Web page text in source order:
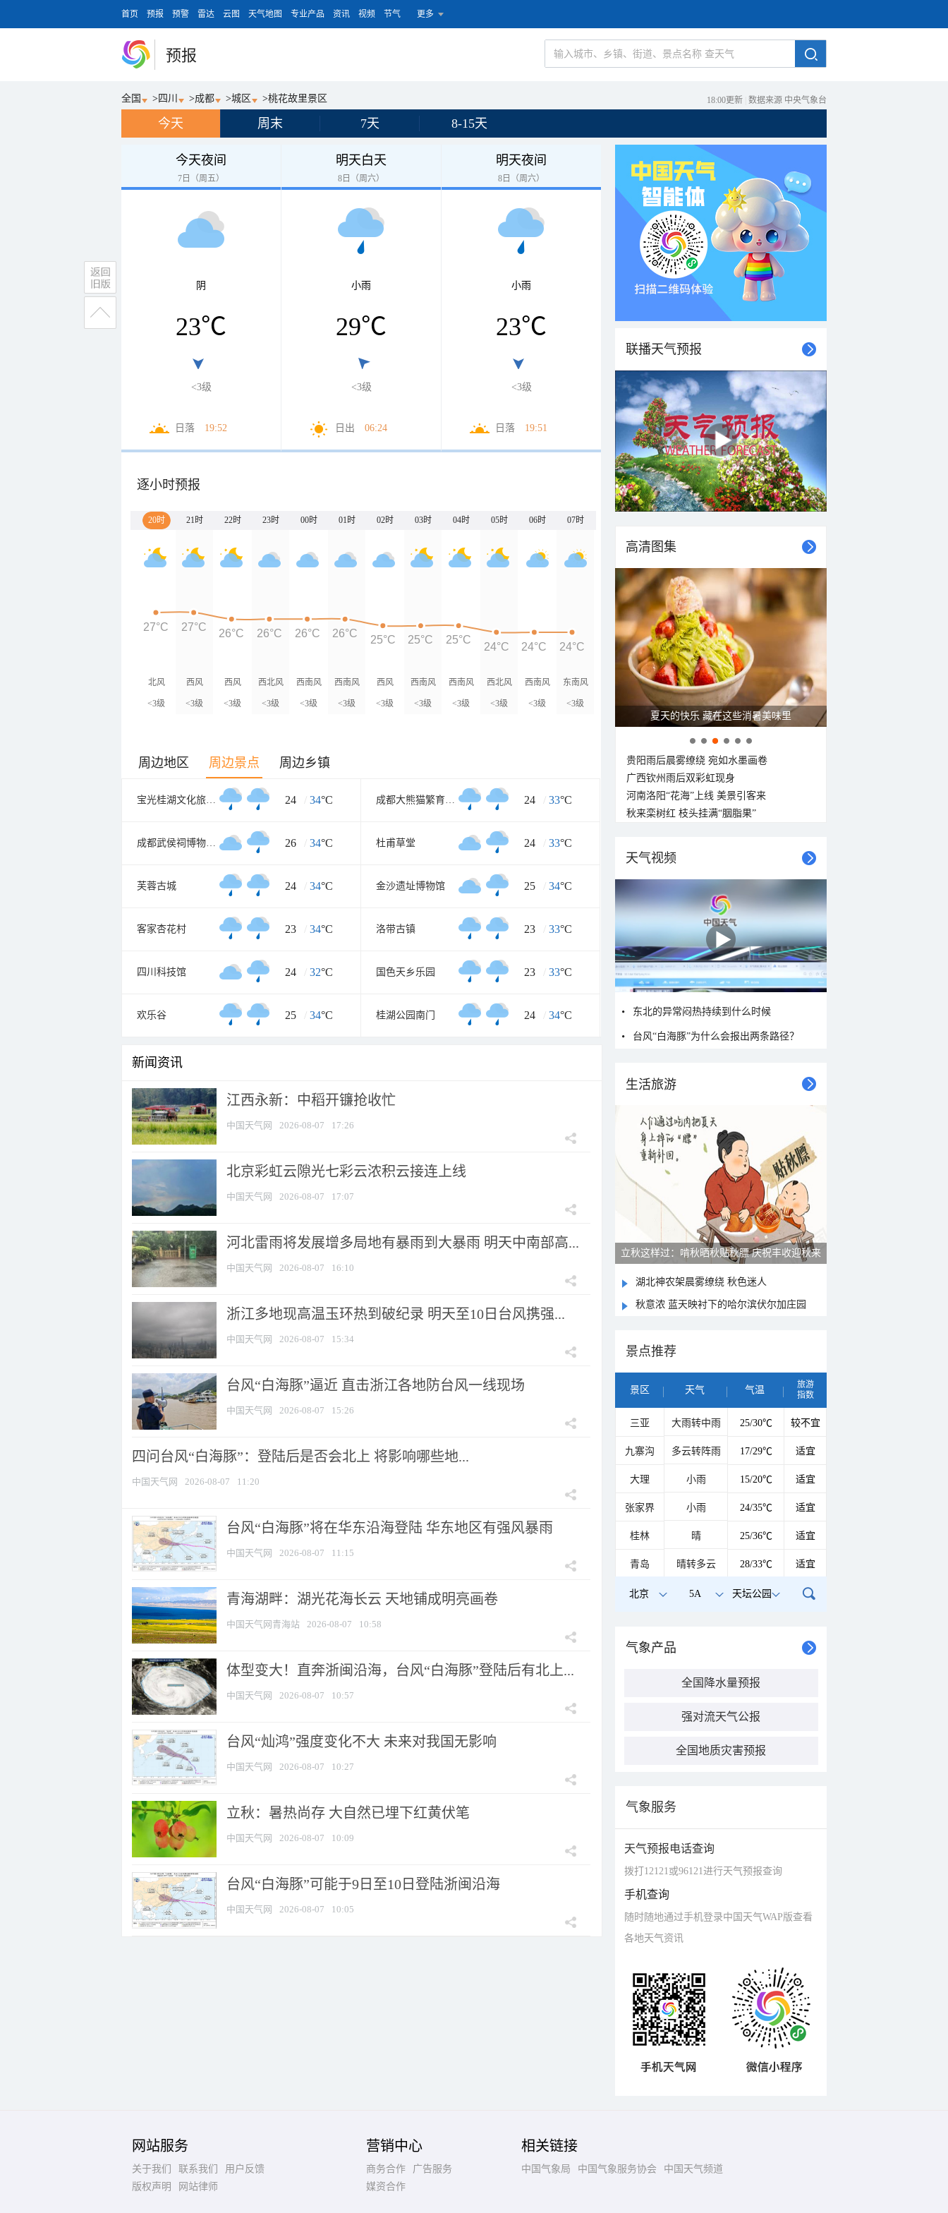
首页 预报 预警 雷达 云图 天气地图 专业产品 资讯 视频 节气 更多
预报
全国 > 四川 >成都 >城区 >桃花故里景区 18:00更新 数据来源 中央气象台
今天 周末 7天 8-15天
今天夜间
7日（周五）
阴
23℃
<3级
日落 19:52
明天白天
8日（周六）
小雨
29℃
<3级
日出 06:24
明天夜间
8日（周六）
小雨
23℃
<3级
日落 19:51
逐小时预报
20时 21时 22时 23时 00时 01时 02时 03时 04时 05时 06时 07时
北风
<3级
西风
<3级
西风
<3级
西北风
<3级
西南风
<3级
西南风
<3级
西风
<3级
西南风
<3级
西南风
<3级
西北风
<3级
西南风
<3级
东南风
<3级
27°C 27°C
26°C 26°C 26°C 26°C
25°C 25°C 25°C
24°C 24°C 24°C
周边地区 周边景点 周边乡镇
宝光桂湖文化旅游区 24 / 34°C 成都大熊猫繁育研究基地 24 / 33°C
成都武侯祠博物馆南门 26 / 34°C 杜甫草堂 24 / 33°C
芙蓉古城 24 / 34°C 金沙遗址博物馆 25 / 34°C
客家杏花村 23 / 34°C 洛带古镇 23 / 33°C
四川科技馆 24 / 32°C 国色天乡乐园 23 / 33°C
欢乐谷 25 / 34°C 桂湖公园南门 24 / 34°C
新闻资讯
江西永新：中稻开镰抢收忙
中国天气网 2026-08-07 17:26
北京彩虹云隙光七彩云浓积云接连上线
中国天气网 2026-08-07 17:07
河北雷雨将发展增多局地有暴雨到大暴雨 明天中南部高...
中国天气网 2026-08-07 16:10
浙江多地现高温玉环热到破纪录 明天至10日台风携强...
中国天气网 2026-08-07 15:34
台风“白海豚”逼近 直击浙江各地防台风一线现场
中国天气网 2026-08-07 15:26
四问台风“白海豚”：登陆后是否会北上 将影响哪些地...
中国天气网 2026-08-07 11:20
台风“白海豚”将在华东沿海登陆 华东地区有强风暴雨
中国天气网 2026-08-07 11:15
青海湖畔：湖光花海长云 天地铺成明亮画卷
中国天气网青海站 2026-08-07 10:58
体型变大！直奔浙闽沿海，台风“白海豚”登陆后有北上...
中国天气网 2026-08-07 10:57
台风“灿鸿”强度变化不大 未来对我国无影响
中国天气网 2026-08-07 10:27
立秋：暑热尚存 大自然已埋下红黄伏笔
中国天气网 2026-08-07 10:09
台风“白海豚”可能于9日至10日登陆浙闽沿海
中国天气网 2026-08-07 10:05
联播天气预报
高清图集
夏天的快乐 藏在这些消暑美味里
贵阳雨后晨雾缭绕 宛如水墨画卷
广西钦州雨后双彩虹现身
河南洛阳“花海”上线 美景引客来
秋来栾树红 枝头挂满“胭脂果”
天气视频
东北的异常闷热持续到什么时候
台风“白海豚”为什么会报出两条路径？
生活旅游
立秋这样过：啃秋晒秋贴秋膘 庆祝丰收迎秋来
湖北神农架晨雾缭绕 秋色迷人
秋意浓 蓝天映衬下的哈尔滨伏尔加庄园
景点推荐
景区 天气 气温
旅游
指数
三亚 大雨转中雨 25/30℃ 较不宜
九寨沟 多云转阵雨 17/29℃ 适宜
大理 小雨 15/20℃ 适宜
张家界 小雨 24/35℃ 适宜
桂林 晴 25/36℃ 适宜
青岛 晴转多云 28/33℃ 适宜
北京 5A 天坛公园
气象产品
全国降水量预报
强对流天气公报
全国地质灾害预报
气象服务
天气预报电话查询
拨打12121或96121进行天气预报查询
手机查询
随时随地通过手机登录中国天气WAP版查看
各地天气资讯
网站服务
关于我们 联系我们
用户反馈
版权声明
网站律师
营销中心
商务合作
广告服务
媒资合作
相关链接
中国气象局 中国气象服务协会 中国天气频道